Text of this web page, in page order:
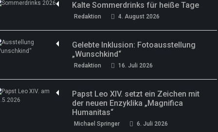
Kalte Sommerdrinks für heiße Tage
Redaktion 4. August 2026
Gelebte Inklusion: Fotoausstellung
„Wunschkind“
Redaktion 16. Juli 2026
Papst Leo XIV. setzt ein Zeichen mit
der neuen Enzyklika „Magnifica
Humanitas“
Michael Springer 6. Juli 2026